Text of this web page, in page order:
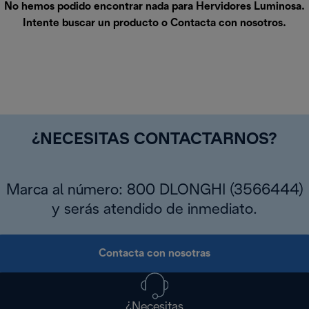
No hemos podido encontrar nada para Hervidores Luminosa.
Intente buscar un producto o Contacta con nosotros.
¿NECESITAS CONTACTARNOS?
Marca al número: 800 DLONGHI (3566444)
y serás atendido de inmediato.
Contacta con nosotras